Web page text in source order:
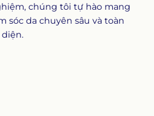
chúng tôi tự hào mang
sóc da chuyên sâu và toàn
diện.